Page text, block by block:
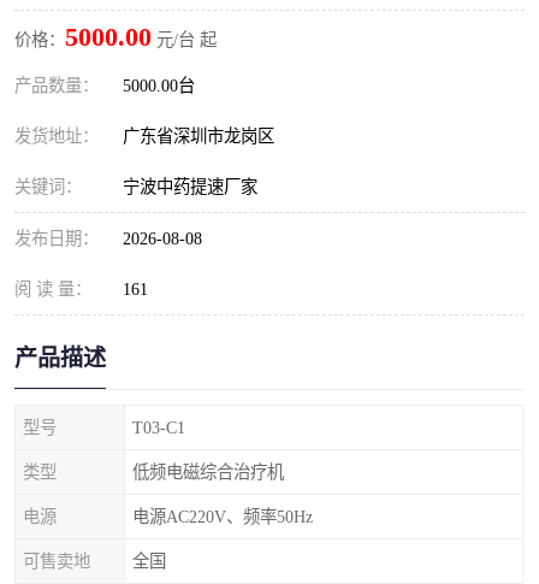
价格： 5000.00 元/台 起
产品数量： 5000.00台
发货地址： 广东省深圳市龙岗区
关键词： 宁波中药提速厂家
发布日期： 2026-08-08
阅 读 量： 161
产品描述
型号 T03-C1
类型 低频电磁综合治疗机
电源 电源AC220V、频率50Hz
可售卖地 全国